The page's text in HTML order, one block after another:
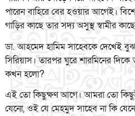
পারেন বাহিরে বের হওয়ার আগেই।
গাড়ির কাছে তার সদ্য অসুস্থ স্বামীর
ডা. আহমেদ হামিম সাহেবকে দেখেই
সিরিয়াস। তারপর ঘুরে শারমিনের
কখন হলো?
এই তো কিছুক্ষণ আগে। আমরা তো
যেনো, ওই যে মেহমুদ সাহেব না কি